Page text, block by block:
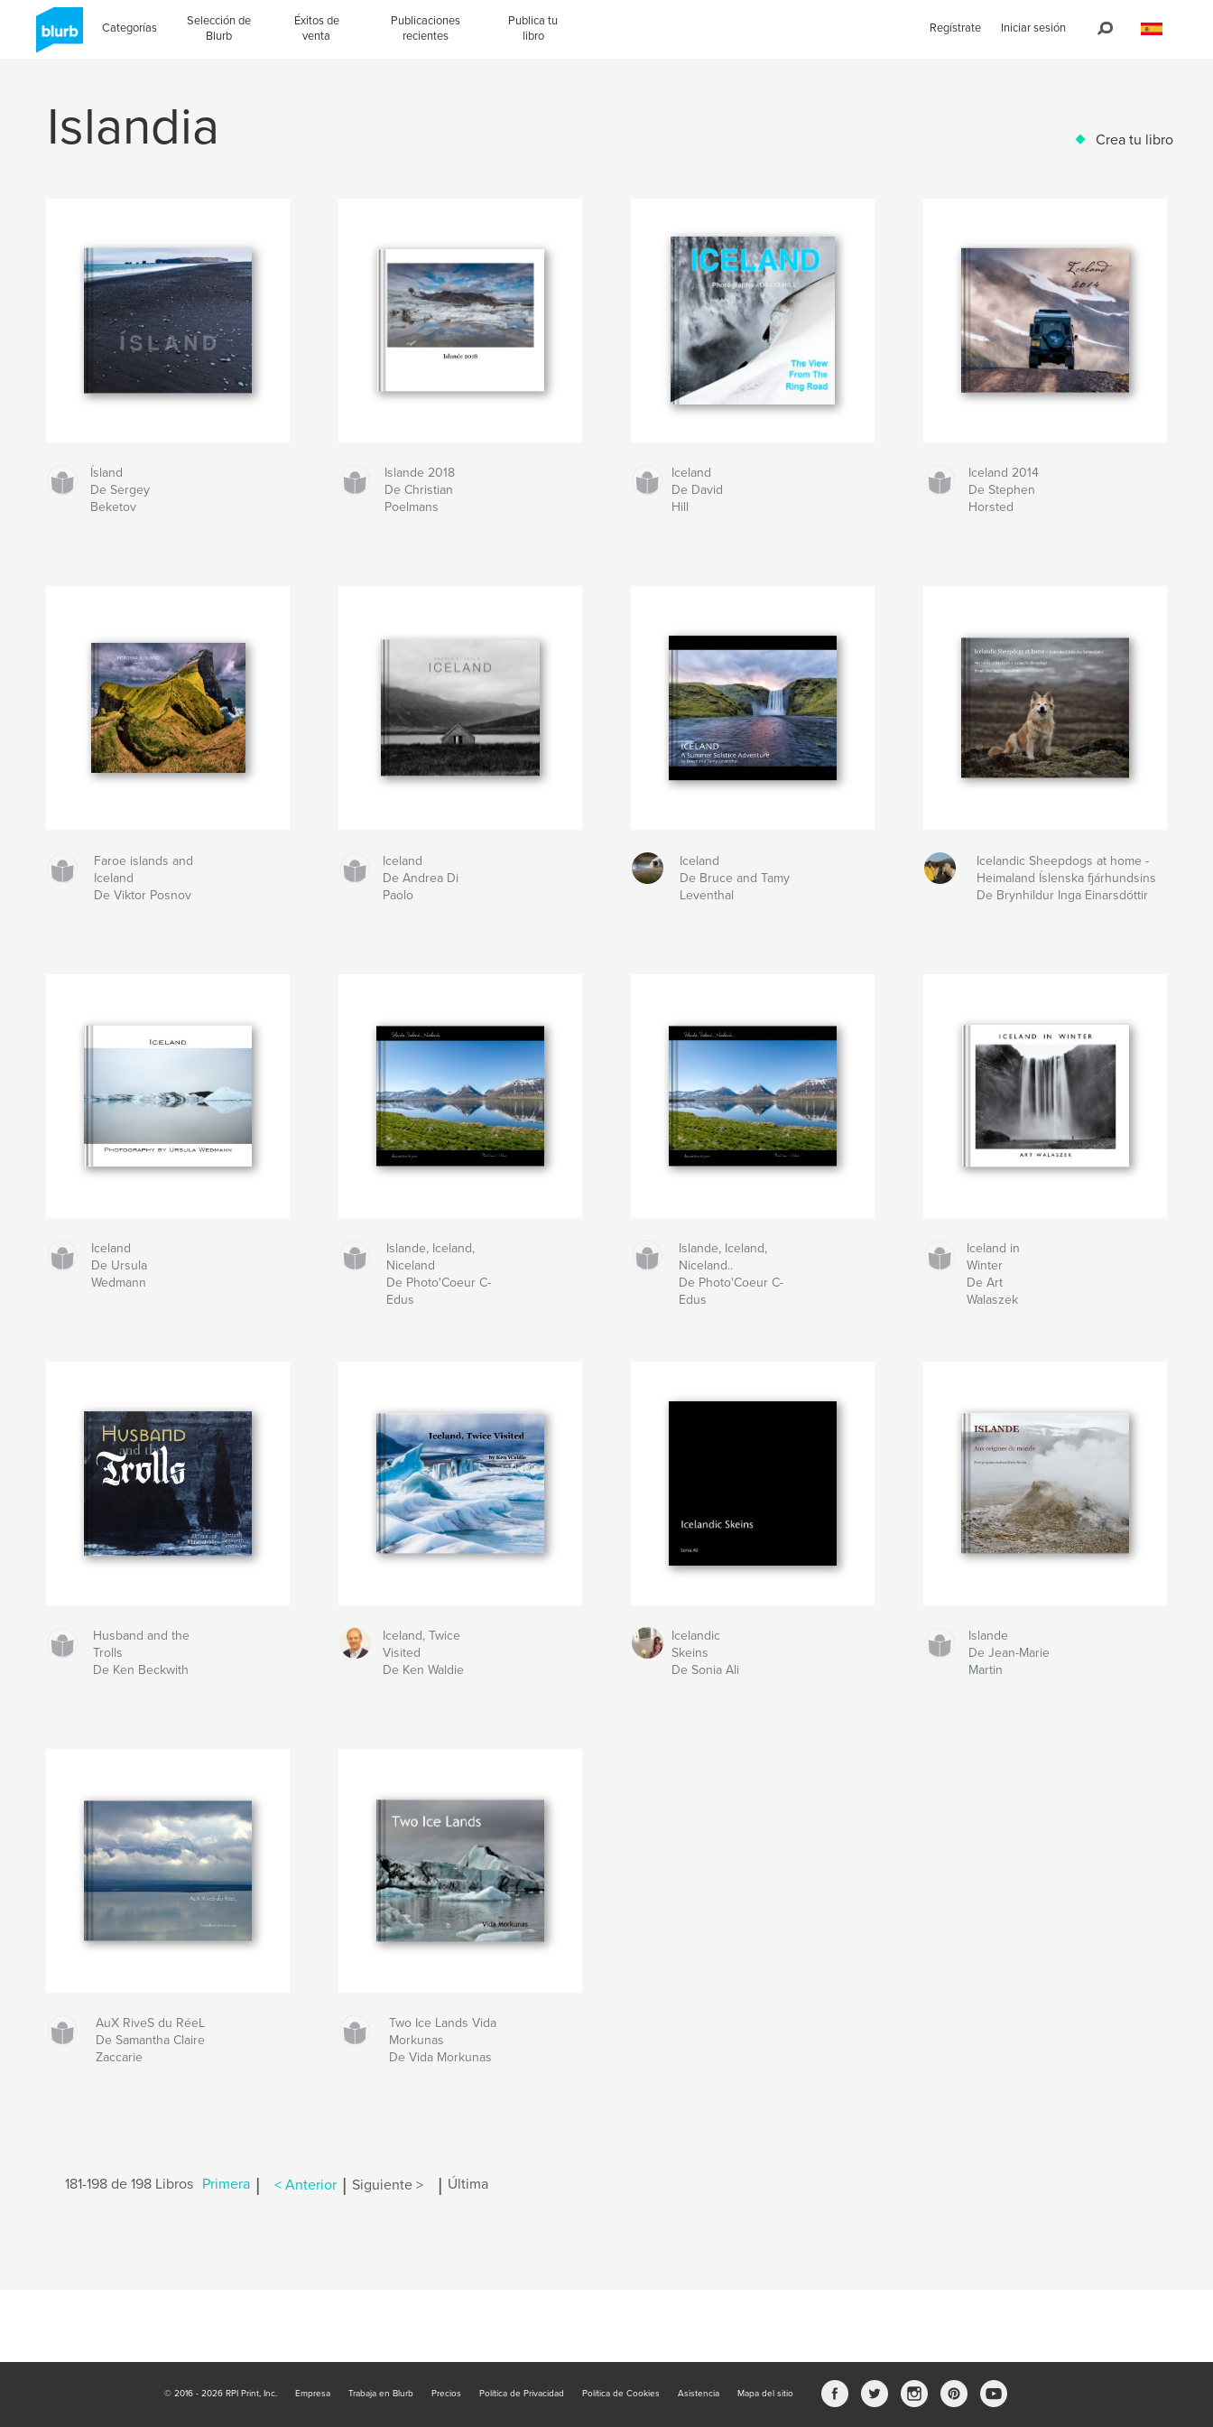
Categorías
Selección de
Blurb
Éxitos de
venta
Publicaciones
recientes
Publica tu
libro
Regístrate Iniciar sesión
Islandia Crea tu libro
Ísland
De Sergey
Beketov
Islande 2018
De Christian
Poelmans
Iceland
De David
Hill
Iceland 2014
De Stephen
Horsted
Faroe islands and
Iceland
De Viktor Posnov
Iceland
De Andrea Di
Paolo
Iceland
De Bruce and Tamy
Leventhal
Icelandic Sheepdogs at home -
Heimaland Íslenska fjárhundsins
De Brynhildur Inga Einarsdóttir
Iceland
De Ursula
Wedmann
Islande, Iceland,
Niceland
De Photo'Coeur C-
Edus
Islande, Iceland,
Niceland..
De Photo'Coeur C-
Edus
Iceland in
Winter
De Art
Walaszek
Husband and the
Trolls
De Ken Beckwith
Iceland, Twice
Visited
De Ken Waldie
Icelandic
Skeins
De Sonia Ali
Islande
De Jean-Marie
Martin
AuX RiveS du RéeL
De Samantha Claire
Zaccarie
Two Ice Lands Vida
Morkunas
De Vida Morkunas
181-198 de 198 Libros Primera < Anterior Siguiente > Última
© 2016 - 2026 RPI Print, Inc. Empresa Trabaja en Blurb Precios Política de Privacidad Política de Cookies Asistencia Mapa del sitio